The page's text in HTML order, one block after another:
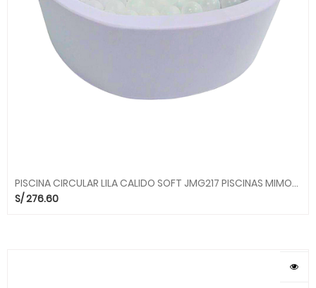
PISCINA CIRCULAR LILA CALIDO SOFT JMG217 PISCINAS MIMOS MGO
S/276.60